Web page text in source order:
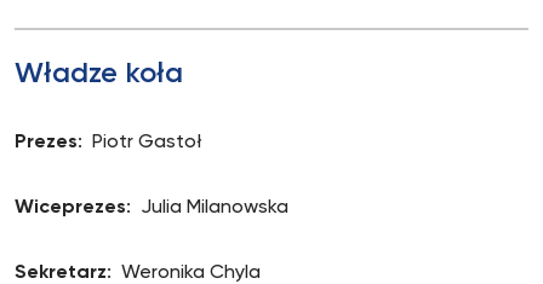
Władze koła
Prezes: Piotr Gastoł
Wiceprezes: Julia Milanowska
Sekretarz: Weronika Chyla